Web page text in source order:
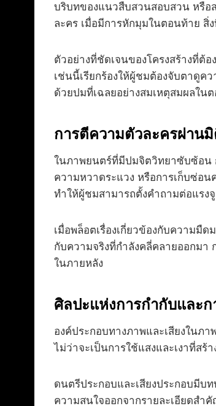
บริบทของแนวสืบสวนสอบสวน หรือ
ละคร เมื่อมีการหักมุมในตอนท้าย สิ่
ตัวอย่างที่ชัดเจนของโครงสร้างที่ต้
เช่นนี้เรียกร้องให้ผู้ชมต้องจับตาดูค
ด้วยปมที่เฉลยอย่างสมเหตุสมผลใ
การตีความตัวละครผ่าน
ในภาพยนตร์ที่มีปมจิตวิทยาซับซ้อน
ความหวาดระแวง หรือการเก็บซ่อ
ทำให้ผู้ชมสามารถตั้งคำถามต่อแรง
เมื่อพล็อตเรื่องเกี่ยวข้องกับความมื
กับความจริงที่กำลังคลี่คลายออกมา
ในภายหลัง
ศิลปะแห่งการกำกับและก
องค์ประกอบทางภาพและเสียงในภ
ไม่ว่าจะเป็นการใช้แสงและเงาที่ส
ดนตรีประกอบและเสียงประกอบมีบ
ความสนใจออกจากรายละเอียดสำ